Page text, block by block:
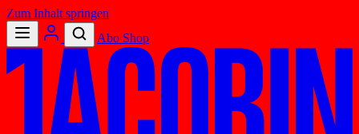
Zum Inhalt springen
Abo Shop